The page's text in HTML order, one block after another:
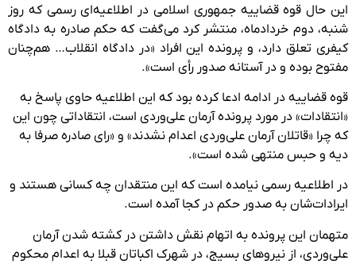
این حال قوه قضاییه جمهوری اسلامی در اطلاعیه‌ای رسمی که روز
شنبه، دوم خردادماه، منتشر کرد می‌گفت که حکم صادره به دادگاه
کیفری تعلق دارد، و پرونده این افراد «در دادگاه انقلاب… هم‌چنان
مفتوح بوده و در آستانه صدور رأی است».
قوه قضاییه در ادامه ادعا کرده بود که این اطلاعیه حاوی پاسخ به
«انتقادات» در مورد پرونده آرمان علی‌وردی است، انتقاداتی چون این
که چرا «قاتلان آرمان علی‌وردی اعدام نشدند» و «رای صادره صرفا به
دیه و حبس منتهی شده است».
در اطلاعیه رسمی نیامده است که این منتقدان چه کسانی هستند و
ایرادات‌شان به صدور حکم در کجا آمده است.
متهمان این پرونده به اتهام نقش داشتن در کشته شدن آرمان
علی‌وردی، از نیروهای بسیج، در شهرک اکباتان قبلا به اعدام محکوم